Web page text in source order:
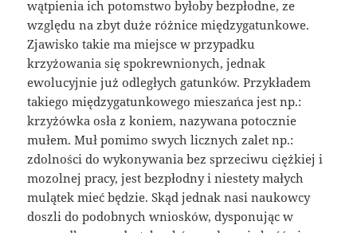
wątpienia ich potomstwo byłoby bezpłodne, ze
względu na zbyt duże różnice międzygatunkowe.
Zjawisko takie ma miejsce w przypadku
krzyżowania się spokrewnionych, jednak
ewolucyjnie już odległych gatunków. Przykładem
takiego międzygatunkowego mieszańca jest np.:
krzyżówka osła z koniem, nazywana potocznie
mułem. Muł pomimo swych licznych zalet np.:
zdolności do wykonywania bez sprzeciwu ciężkiej i
mozolnej pracy, jest bezpłodny i niestety małych
mulątek mieć będzie. Skąd jednak nasi naukowcy
doszli do podobnych wniosków, dysponując w